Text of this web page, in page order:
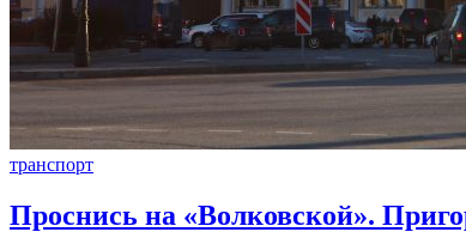
транспорт
Проснись на «Волковской».